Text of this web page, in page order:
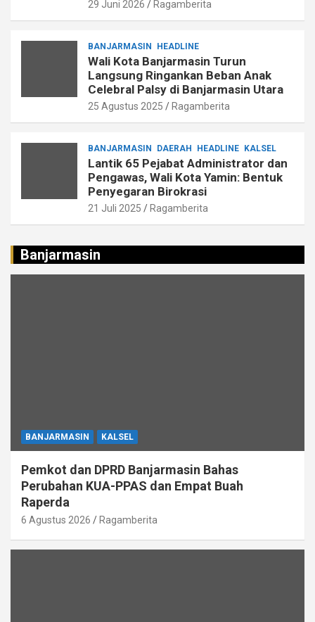
29 Juni 2026 Ragamberita
BANJARMASIN HEADLINE
Wali Kota Banjarmasin Turun
Langsung Ringankan Beban Anak
Celebral Palsy di Banjarmasin Utara
25 Agustus 2025 Ragamberita
BANJARMASIN DAERAH HEADLINE KALSEL
Lantik 65 Pejabat Administrator dan
Pengawas, Wali Kota Yamin: Bentuk
Penyegaran Birokrasi
21 Juli 2025 Ragamberita
Banjarmasin
BANJARMASIN KALSEL
Pemkot dan DPRD Banjarmasin Bahas
Perubahan KUA-PPAS dan Empat Buah
Raperda
6 Agustus 2026 Ragamberita